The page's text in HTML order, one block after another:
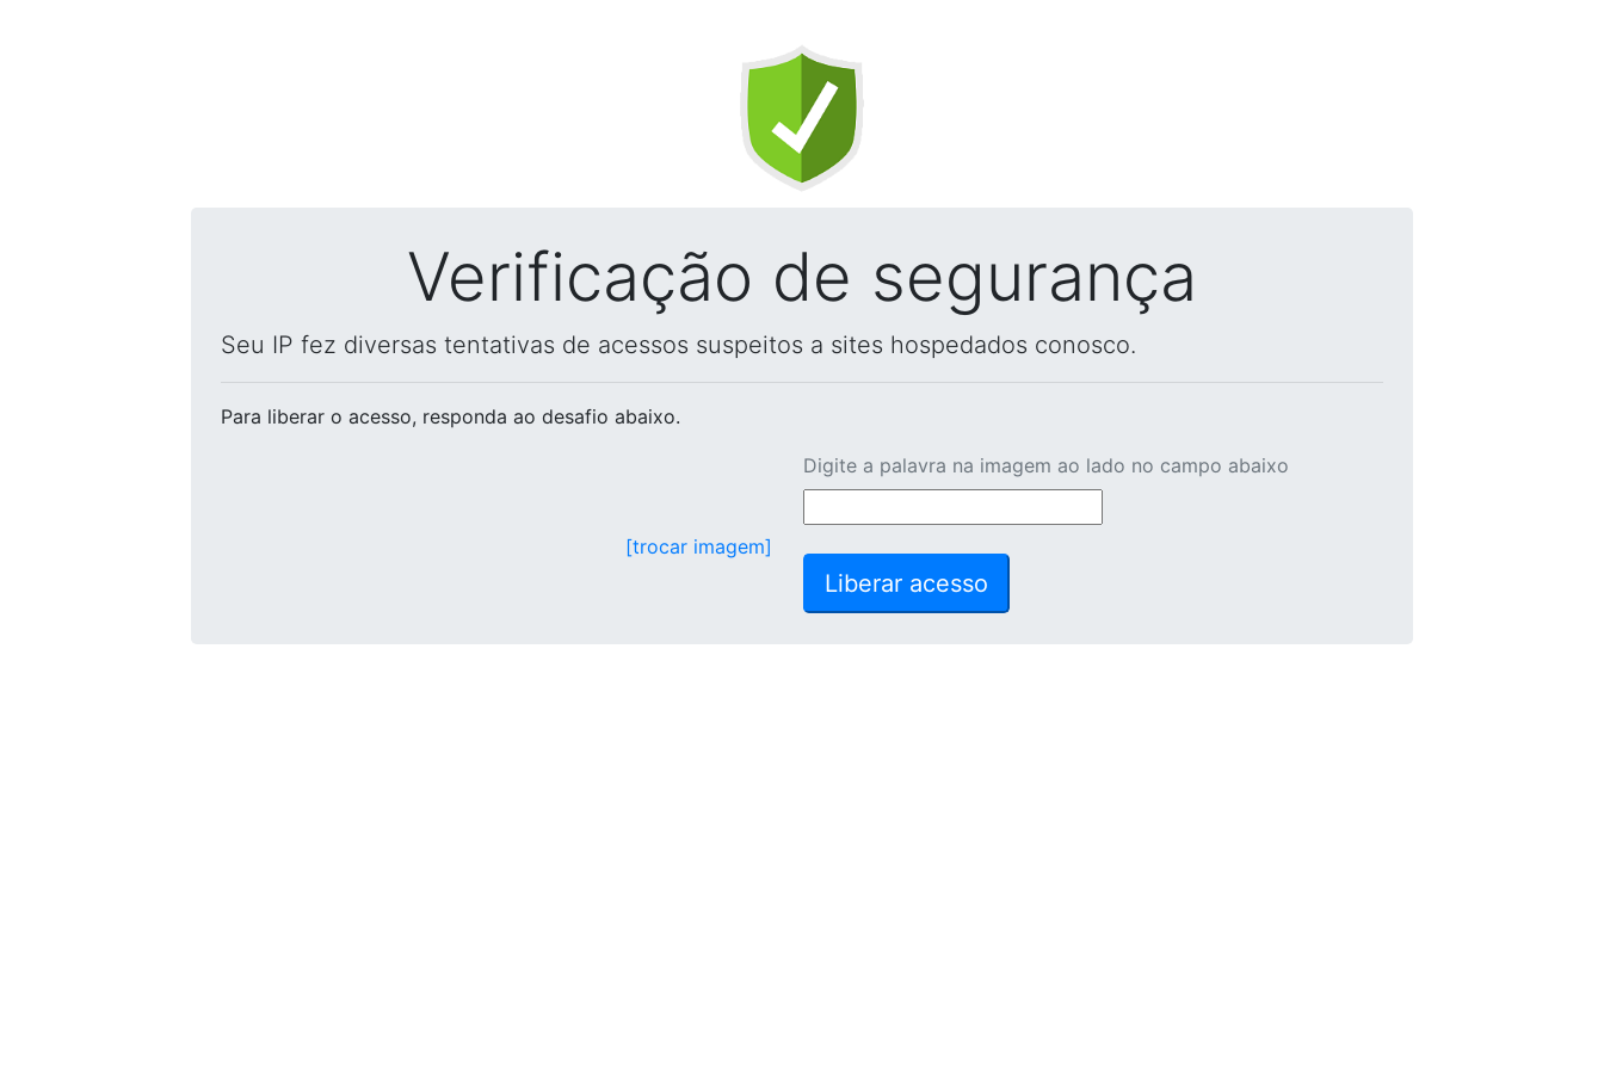
Verificação de segurança
Seu IP fez diversas tentativas de acessos suspeitos a sites hospedados conosco.
Para liberar o acesso, responda ao desafio abaixo.
[trocar imagem]
Digite a palavra na imagem ao lado no campo abaixo